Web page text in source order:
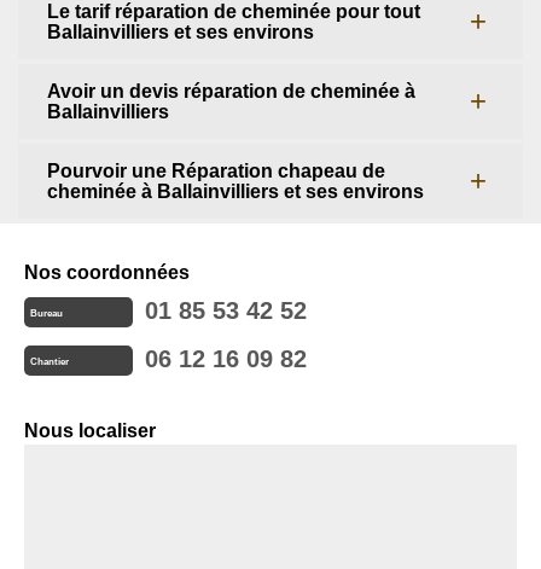
Le tarif réparation de cheminée pour tout
Ballainvilliers et ses environs
Avoir un devis réparation de cheminée à
Ballainvilliers
Pourvoir une Réparation chapeau de
cheminée à Ballainvilliers et ses environs
Nos coordonnées
Bureau 01 85 53 42 52
Chantier 06 12 16 09 82
Nous localiser